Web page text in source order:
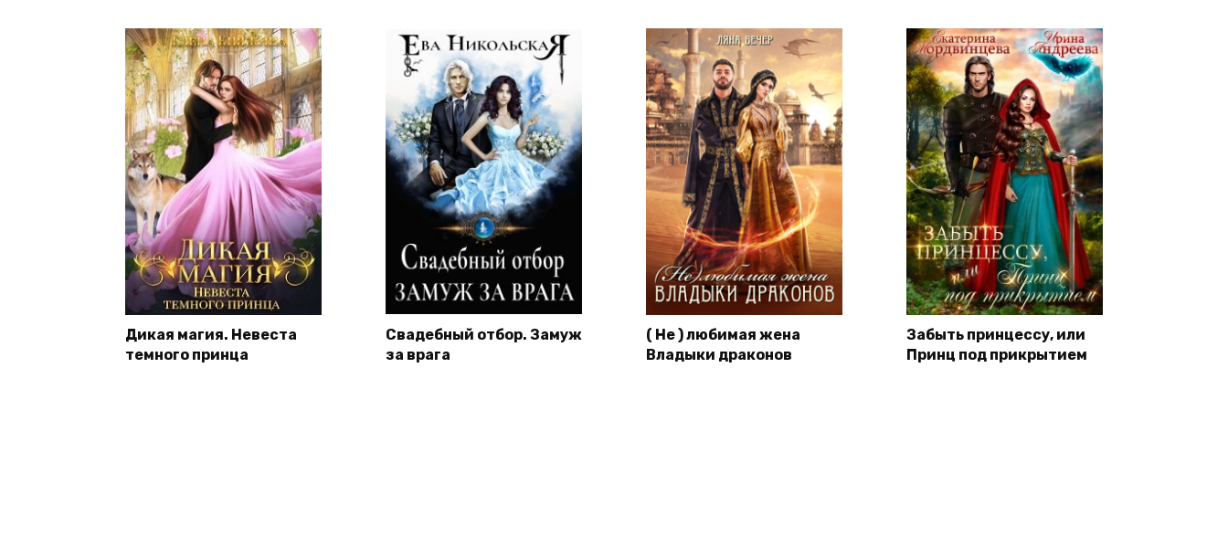
Дикая магия. Невеста
темного принца
Свадебный отбор. Замуж
за врага
( Не ) любимая жена
Владыки драконов
Забыть принцессу, или
Принц под прикрытием